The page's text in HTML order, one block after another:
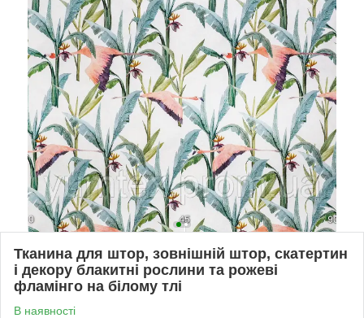
Тканина для штор, зовнішній штор, скатертин
і декору блакитні рослини та рожеві
фламінго на білому тлі
В наявності